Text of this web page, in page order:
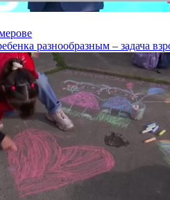
разнообразным – задача